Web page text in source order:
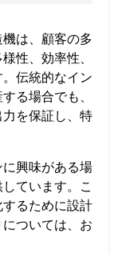
は、顧客の多
性、効率性、
伝統的なイン
る場合でも、
を保証し、特
興味がある場
ています。こ
るために設計
ついては、お